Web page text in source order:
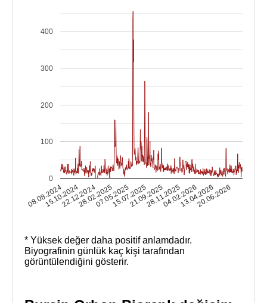
08.08.2024
15.10.202422.12.202428.02.202507.05.202515.07.202521.09.202528.11.202504.02.202613.04.2026
20.06.2026
0
100
200
300
400
* Yüksek değer daha positif anlamdadır.
Biyografinin günlük kaç kişi tarafından
görüntülendiğini gösterir.